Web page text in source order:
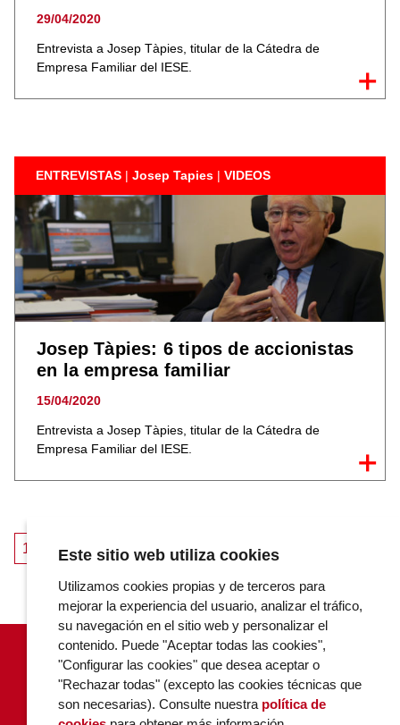
29/04/2020
Entrevista a Josep Tàpies, titular de la Cátedra de
Empresa Familiar del IESE.
ENTREVISTAS | Josep Tapies | VIDEOS
Josep Tàpies: 6 tipos de accionistas
en la empresa familiar
15/04/2020
Entrevista a Josep Tàpies, titular de la Cátedra de
Empresa Familiar del IESE.
1 Siguiente
Este sitio web utiliza cookies
Utilizamos cookies propias y de terceros para
mejorar la experiencia del usuario, analizar el tráfico,
su navegación en el sitio web y personalizar el
contenido. Puede "Aceptar todas las cookies",
"Configurar las cookies" que desea aceptar o
"Rechazar todas" (excepto las cookies técnicas que
son necesarias). Consulte nuestra política de